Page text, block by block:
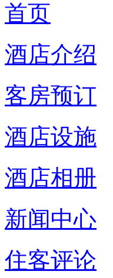
首页
酒店介绍
客房预订
酒店设施
酒店相册
新闻中心
住客评论